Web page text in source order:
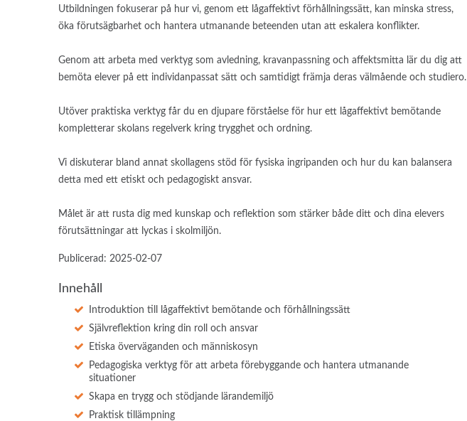
Utbildningen fokuserar på hur vi, genom ett lågaffektivt förhållningssätt, kan minska stress,
öka förutsägbarhet och hantera utmanande beteenden utan att eskalera konflikter.
Genom att arbeta med verktyg som avledning, kravanpassning och affektsmitta lär du dig att
bemöta elever på ett individanpassat sätt och samtidigt främja deras välmående och studiero.
Utöver praktiska verktyg får du en djupare förståelse för hur ett lågaffektivt bemötande
kompletterar skolans regelverk kring trygghet och ordning.
Vi diskuterar bland annat skollagens stöd för fysiska ingripanden och hur du kan balansera
detta med ett etiskt och pedagogiskt ansvar.
Målet är att rusta dig med kunskap och reflektion som stärker både ditt och dina elevers
förutsättningar att lyckas i skolmiljön.
Publicerad: 2025-02-07
Innehåll
Introduktion till lågaffektivt bemötande och förhållningssätt
Självreflektion kring din roll och ansvar
Etiska överväganden och människosyn
Pedagogiska verktyg för att arbeta förebyggande och hantera utmanande
situationer
Skapa en trygg och stödjande lärandemiljö
Praktisk tillämpning